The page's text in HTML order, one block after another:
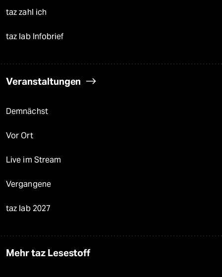
taz zahl ich
taz lab Infobrief
Veranstaltungen
Demnächst
Vor Ort
Live im Stream
Vergangene
taz lab 2027
Mehr taz Lesestoff